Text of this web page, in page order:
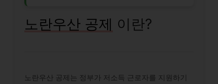
노란우산 공제 이란?
노란우산 공제는 정부가 저소득 근로자를 지원하기